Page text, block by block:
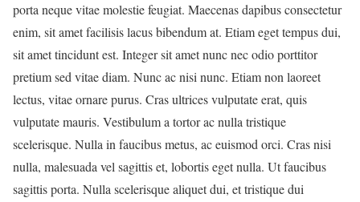
porta neque vitae molestie feugiat. Maecenas dapibus consectetur
enim, sit amet facilisis lacus bibendum at. Etiam eget tempus dui,
sit amet tincidunt est. Integer sit amet nunc nec odio porttitor
pretium sed vitae diam. Nunc ac nisi nunc. Etiam non laoreet
lectus, vitae ornare purus. Cras ultrices vulputate erat, quis
vulputate mauris. Vestibulum a tortor ac nulla tristique
scelerisque. Nulla in faucibus metus, ac euismod orci. Cras nisi
nulla, malesuada vel sagittis et, lobortis eget nulla. Ut faucibus
sagittis porta. Nulla scelerisque aliquet dui, et tristique dui